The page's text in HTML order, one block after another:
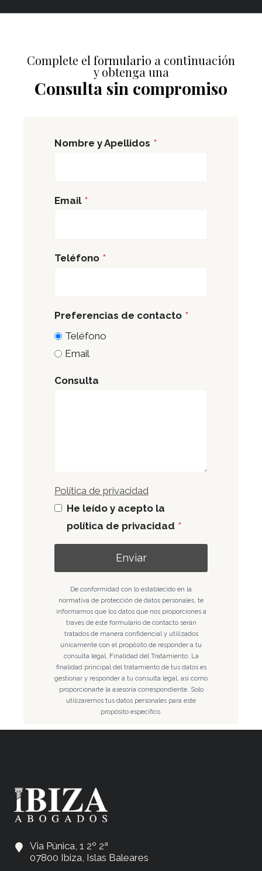
Complete el formulario a continuación
y obtenga una
Consulta sin compromiso
Nombre y Apellidos *
Email *
Teléfono *
Preferencias de contacto *
Preferencias
de
contacto
Teléfono
Email
Consulta
Política de privacidad
He leído y acepto la
política de privacidad *
Enviar
De conformidad con lo establecido en la
normativa de protección de datos personales, te
informamos que los datos que nos proporciones a
través de este formulario de contacto serán
tratados de manera confidencial y utilizados
únicamente con el propósito de responder a tu
consulta legal. Finalidad del Tratamiento: La
finalidad principal del tratamiento de tus datos es
gestionar y responder a tu consulta legal, así como
proporcionarte la asesoría correspondiente. Solo
utilizaremos tus datos personales para este
propósito específico.
Via Púnica, 1 2º 2ª
07800 Ibiza, Islas Baleares